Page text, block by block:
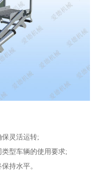
灵活运转;
型车辆的使用要求;
持水平。